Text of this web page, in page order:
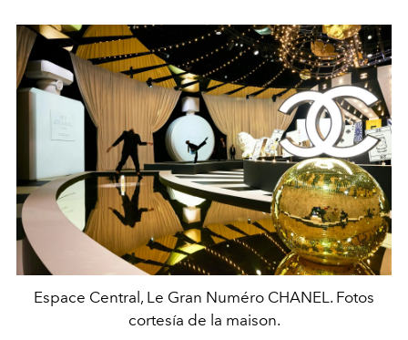
Espace Central, Le Gran Numéro CHANEL. Fotos
cortesía de la maison.